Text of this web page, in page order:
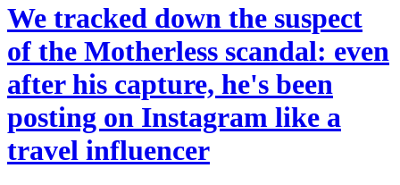
We tracked down the suspect
of the Motherless scandal: even
after his capture, he's been
posting on Instagram like a
travel influencer